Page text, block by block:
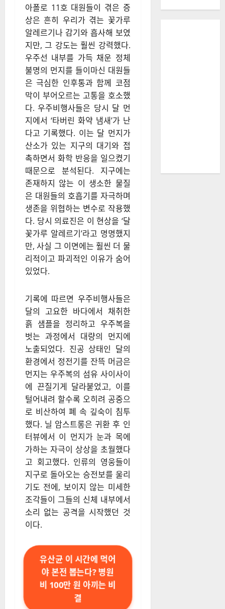
아폴로 11호 대원들이 겪은 증
상은 흔히 우리가 겪는 꽃가루
알레르기나 감기와 흡사해 보였
지만, 그 강도는 훨씬 강력했다.
우주선 내부를 가득 채운 정체
불명의 먼지를 들이마신 대원들
은 극심한 인후통과 함께 코점
막이 부어오르는 고통을 호소했
다. 우주비행사들은 당시 달 먼
지에서 ‘타버린 화약 냄새’가 난
다고 기록했다. 이는 달 먼지가
산소가 있는 지구의 대기와 접
촉하면서 화학 반응을 일으켰기
때문으로 분석된다. 지구에는
존재하지 않는 이 생소한 물질
은 대원들의 호흡기를 자극하며
생존을 위협하는 변수로 작용했
다. 당시 의료진은 이 현상을 ‘달
꽃가루 알레르기’라고 명명했지
만, 사실 그 이면에는 훨씬 더 물
리적이고 파괴적인 이유가 숨어
있었다.
기록에 따르면 우주비행사들은
달의 고요한 바다에서 채취한
흙 샘플을 정리하고 우주복을
벗는 과정에서 대량의 먼지에
노출되었다. 진공 상태인 달의
환경에서 정전기를 잔뜩 머금은
먼지는 우주복의 섬유 사이사이
에 끈질기게 달라붙었고, 이를
털어내려 할수록 오히려 공중으
로 비산하여 폐 속 깊숙이 침투
했다. 닐 암스트롱은 귀환 후 인
터뷰에서 이 먼지가 눈과 목에
가하는 자극이 상상을 초월했다
고 회고했다. 인류의 영웅들이
지구로 돌아오는 승전보를 울리
기도 전에, 보이지 않는 미세한
조각들이 그들의 신체 내부에서
소리 없는 공격을 시작했던 것
이다.
유산균 이 시간에 먹어
야 본전 뽑는다? 병원
비 100만 원 아끼는 비
결